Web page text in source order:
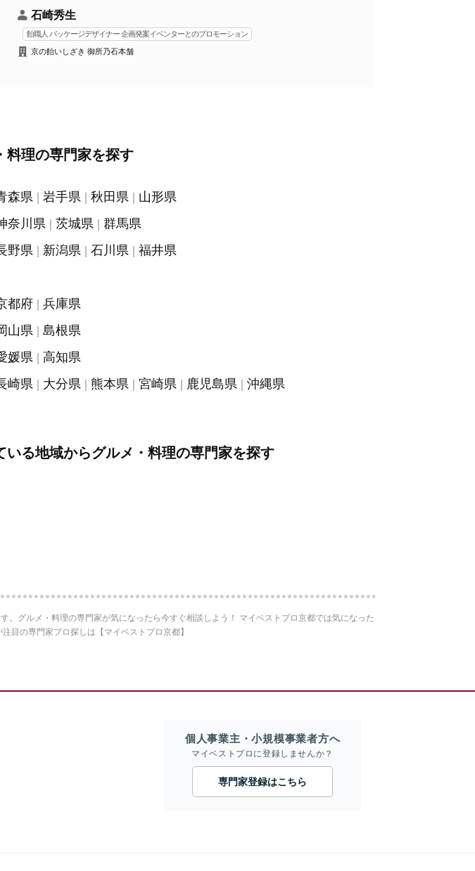
石崎秀生
飴職人 パッケージデザイナー 企画発案イベンターとのプロモーション
京の飴いしざき 御所乃石本舗
料理の専門家を探す
森県 岩手県 秋田県
山形県
奈川県 茨城県
群馬県
野県 新潟県 石川県
福井県
都府
兵庫県
山県
島根県
媛県
高知県
崎県 大分県 熊本県 宮崎県 鹿児島県 沖縄県
いる地域からグルメ・料理の専門家を探す
グルメ・料理の専門家が気になったら今すぐ相談しよう！ マイベストプロ京都では気になった
目の専門家プロ探しは【マイベストプロ京都】
個人事業主・小規模事業者方へ
マイベストプロに登録しませんか？
専門家登録はこちら